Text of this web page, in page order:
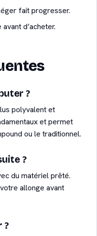
fait progresser.
d’acheter.
?
polyvalent et
et permet
ou le traditionnel.
?
du matériel prêté.
allonge avant
?